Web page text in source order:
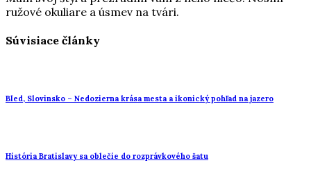
ružové okuliare a úsmev na tvári.
Súvisiace články
Bled, Slovinsko – Nedozierna krása mesta a ikonický pohľad na jazero
História Bratislavy sa oblečie do rozprávkového šatu